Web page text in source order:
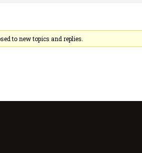
to new topics and replies.